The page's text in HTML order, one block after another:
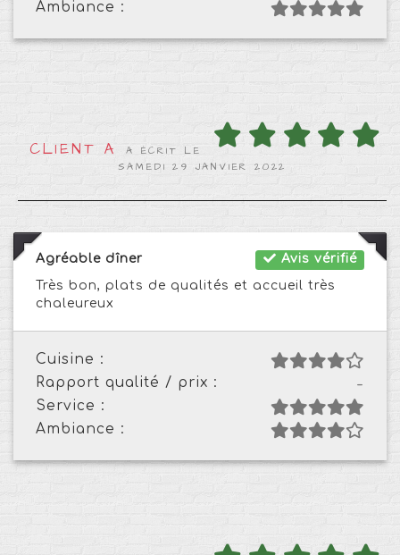
Ambiance :
CLIENT A
A ÉCRIT LE
SAMEDI 29 JANVIER 2022
Avis vérifié
Agréable dîner
Très bon, plats de qualités et accueil très
chaleureux
Cuisine :
-
Rapport qualité / prix :
Service :
Ambiance :